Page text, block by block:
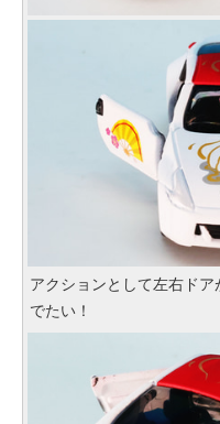
アクションとして左右ド
でたい！